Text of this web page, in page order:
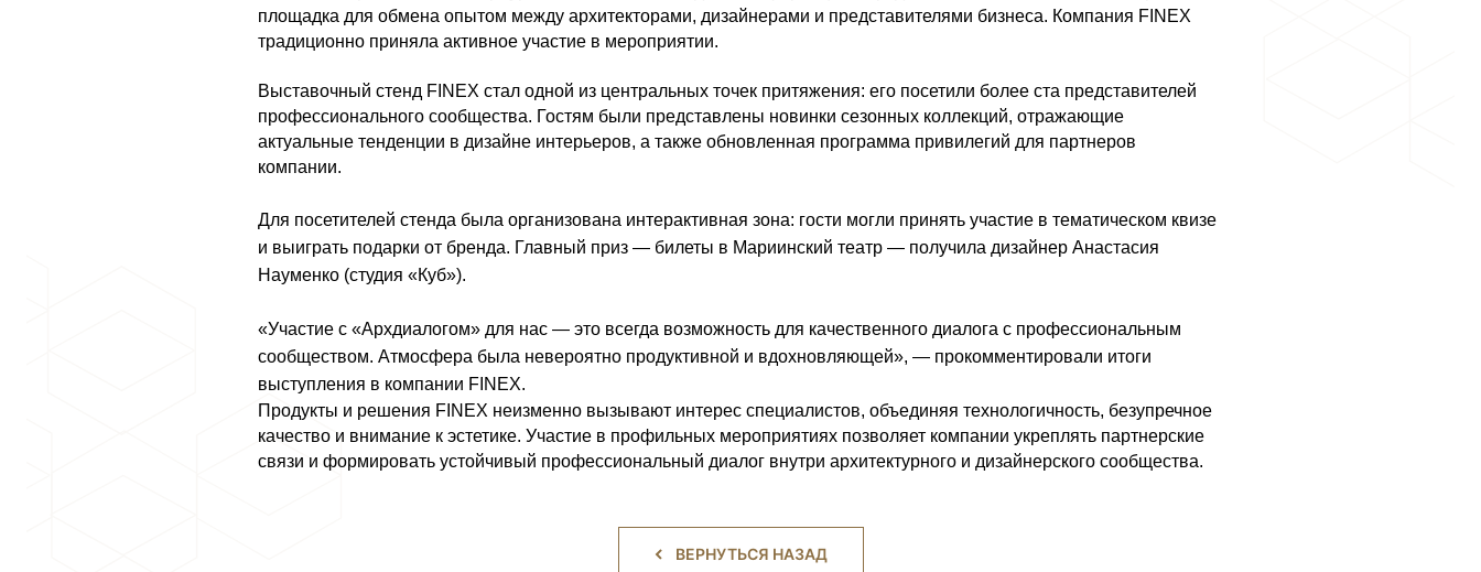
площадка для обмена опытом между архитекторами, дизайнерами и представителями бизнеса. Компания FINEX
традиционно приняла активное участие в мероприятии.
Выставочный стенд FINEX стал одной из центральных точек притяжения: его посетили более ста представителей
профессионального сообщества. Гостям были представлены новинки сезонных коллекций, отражающие
актуальные тенденции в дизайне интерьеров, а также обновленная программа привилегий для партнеров
компании.
Для посетителей стенда была организована интерактивная зона: гости могли принять участие в тематическом квизе
и выиграть подарки от бренда. Главный приз — билеты в Мариинский театр — получила дизайнер Анастасия
Науменко (студия «Куб»).
«Участие с «Архдиалогом» для нас — это всегда возможность для качественного диалога с профессиональным
сообществом. Атмосфера была невероятно продуктивной и вдохновляющей», — прокомментировали итоги
выступления в компании FINEX.
Продукты и решения FINEX неизменно вызывают интерес специалистов, объединяя технологичность, безупречное
качество и внимание к эстетике. Участие в профильных мероприятиях позволяет компании укреплять партнерские
связи и формировать устойчивый профессиональный диалог внутри архитектурного и дизайнерского сообщества.
ВЕРНУТЬСЯ НАЗАД